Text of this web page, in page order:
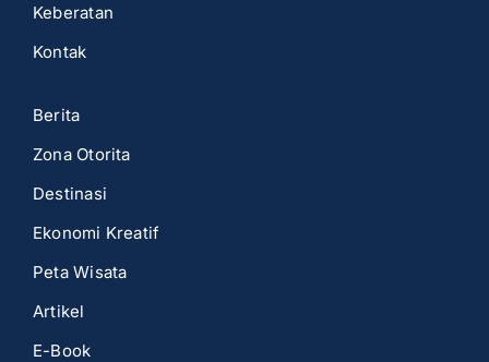
Keberatan
Kontak
Berita
Zona Otorita
Destinasi
Ekonomi Kreatif
Peta Wisata
Artikel
E-Book